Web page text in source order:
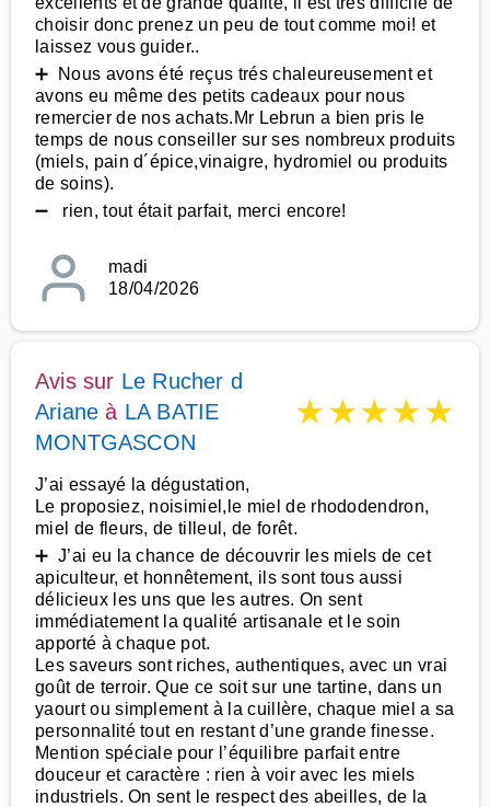
choisir donc prenez un peu de tout comme moi! et
laissez vous guider..
➕ Nous avons été reçus trés chaleureusement et
avons eu même des petits cadeaux pour nous
remercier de nos achats.Mr Lebrun a bien pris le
temps de nous conseiller sur ses nombreux produits
(miels, pain d´épice,vinaigre, hydromiel ou produits
de soins).
➖ rien, tout était parfait, merci encore!
madi
18/04/2026
Avis sur Le Rucher d
Ariane à LA BATIE
MONTGASCON
★★★★★
J’ai essayé la dégustation,
Le proposiez, noisimiel,le miel de rhododendron,
miel de fleurs, de tilleul, de forêt.
➕ J’ai eu la chance de découvrir les miels de cet
apiculteur, et honnêtement, ils sont tous aussi
délicieux les uns que les autres. On sent
immédiatement la qualité artisanale et le soin
apporté à chaque pot.
Les saveurs sont riches, authentiques, avec un vrai
goût de terroir. Que ce soit sur une tartine, dans un
yaourt ou simplement à la cuillère, chaque miel a sa
personnalité tout en restant d’une grande finesse.
Mention spéciale pour l’équilibre parfait entre
douceur et caractère : rien à voir avec les miels
industriels. On sent le respect des abeilles, de la